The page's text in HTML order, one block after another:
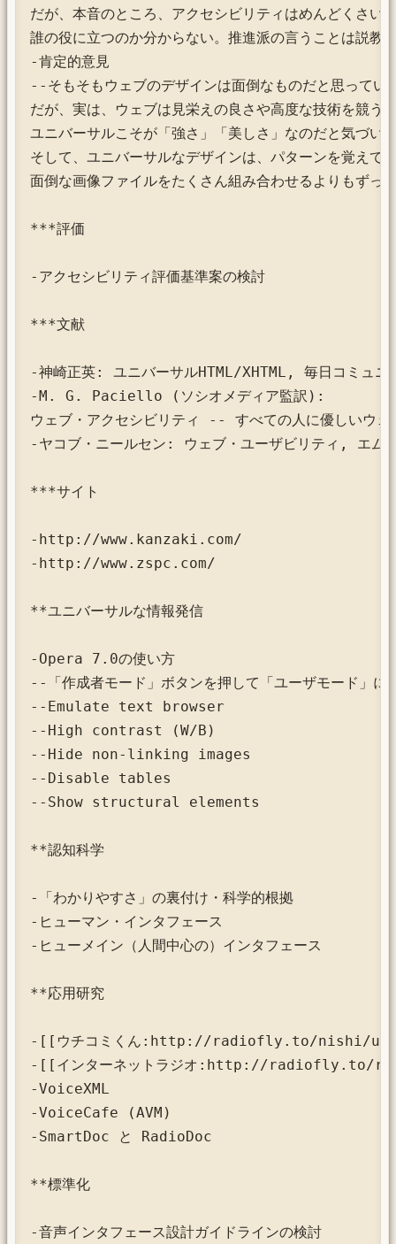
だが、本音のところ、アクセシビリティはめんどくさい
誰の役に立つのか分からない。推進派の言うことは説教
-肯定的意見
--そもそもウェブのデザインは面倒なものだと思ってい
だが、実は、ウェブは見栄えの良さや高度な技術を競う
ユニバーサルこそが「強さ」「美しさ」なのだと気づい
そして、ユニバーサルなデザインは、パターンを覚えて
面倒な画像ファイルをたくさん組み合わせるよりもずっ
***評価
-アクセシビリティ評価基準案の検討
***文献
-神崎正英: ユニバーサルHTML/XHTML, 毎日コミュ
-M. G. Paciello (ソシオメディア監訳):
ウェブ・アクセシビリティ -- すべての人に優しいウ
-ヤコブ・ニールセン: ウェブ・ユーザビリティ, エ
***サイト
-http://www.kanzaki.com/
-http://www.zspc.com/
**ユニバーサルな情報発信
-Opera 7.0の使い方
--「作成者モード」ボタンを押して「ユーザモード」に
--Emulate text browser
--High contrast (W/B)
--Hide non-linking images
--Disable tables
--Show structural elements
**認知科学
-「わかりやすさ」の裏付け・科学的根拠
-ヒューマン・インタフェース
-ヒューメイン（人間中心の）インタフェース
**応用研究
-[[ウチコミくん:http://radiofly.to/nishi/
-[[インターネットラジオ:http://radiofly.to/
-VoiceXML
-VoiceCafe (AVM)
-SmartDoc と RadioDoc
**標準化
-音声インタフェース設計ガイドラインの検討